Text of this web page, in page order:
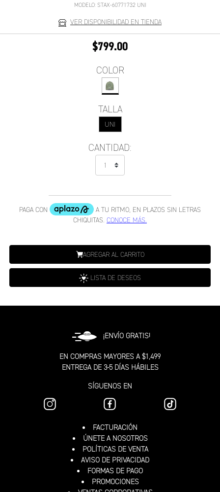
MODELO: STAX-60771732 UNI
VER DISPONIBILIDAD EN TIENDA
$799.00
COLOR
TALLA
UNI
CANTIDAD:
AGREGAR AL CARRITO
LISTA DE DESEOS
¡ENVÍO GRATIS!
EN COMPRAS MAYORES A $1,499
ENTREGA DE 3-5 DÍAS HÁBILES
SÍGUENOS EN
FACTURACIÓN
ÚNETE A NOSOTROS
POLÍTICAS DE VENTA
AVISO DE PRIVACIDAD
FORMAS DE PAGO
PROMOCIONES